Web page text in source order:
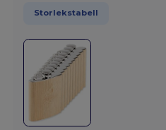
Storlekstabell